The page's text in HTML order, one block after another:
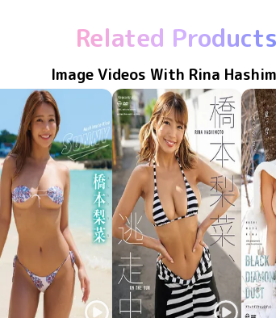
Related Products
Image Videos With Rina